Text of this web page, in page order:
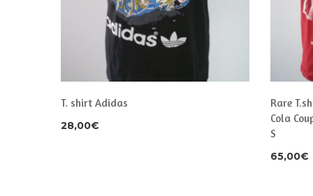
T. shirt Adidas
28,00€
Rare
Cola
S
65,00€